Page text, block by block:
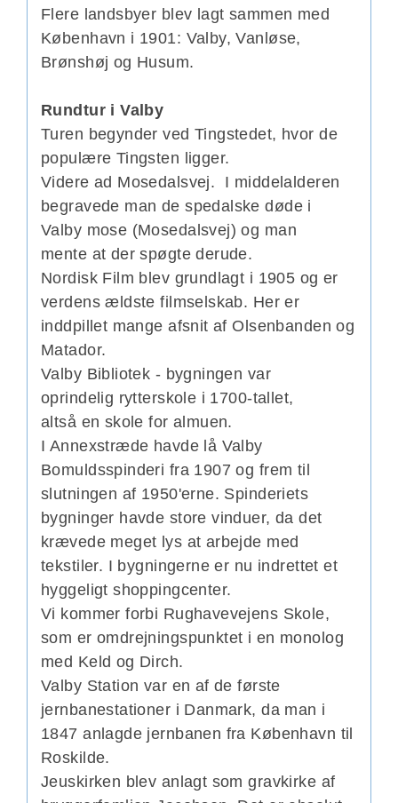
Flere landsbyer blev lagt sammen med
København i 1901: Valby, Vanløse,
Brønshøj og Husum.
Rundtur i Valby
Turen begynder ved Tingstedet, hvor de
populære Tingsten ligger.
Videre ad Mosedalsvej. I middelalderen
begravede man de spedalske døde i
Valby mose (Mosedalsvej) og man
mente at der spøgte derude.
Nordisk Film blev grundlagt i 1905 og er
verdens ældste filmselskab. Her er
inddpillet mange afsnit af Olsenbanden og
Matador.
Valby Bibliotek - bygningen var
oprindelig rytterskole i 1700-tallet,
altså en skole for almuen.
I Annexstræde havde lå Valby
Bomuldsspinderi fra 1907 og frem til
slutningen af 1950'erne. Spinderiets
bygninger havde store vinduer, da det
krævede meget lys at arbejde med
tekstiler. I bygningerne er nu indrettet et
hyggeligt shoppingcenter.
Vi kommer forbi Rughavevejens Skole,
som er omdrejningspunktet i en monolog
med Keld og Dirch.
Valby Station var en af de første
jernbanestationer i Danmark, da man i
1847 anlagde jernbanen fra København til
Roskilde.
Jeuskirken blev anlagt som gravkirke af